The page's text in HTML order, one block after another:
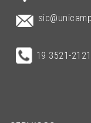
19 3521-2121